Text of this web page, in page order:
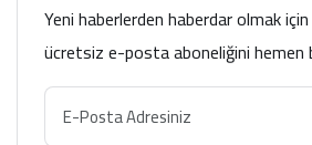
Yeni haberlerden haberdar olmak
ücretsiz e-posta aboneliğini hemen